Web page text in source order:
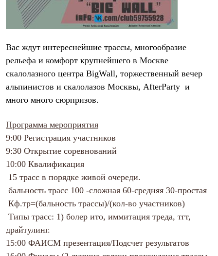
Рубашки
Футболки
Толстовки
Термобелье
Теплое термобелье
Среднее термобелье
Легкое термобелье
Куртки
Брюки
Комбинезоны
Куртки
Брюки
Утепленная синтетикой
Комбинезоны
Куртки
Лёгкая одежда
Футболки
Толстовки
Брюки
Софтшелл одежда
Куртки
Флисовая одежда
Вас ждут интереснейшие трассы, многообразие
рельефа и комфорт крупнейшего в Москве
скалолазного центра BigWall, торжественный вечер
альпинистов и скалолазов Москвы, AfterParty и
много много сюрпризов.
Программа мероприятия
9:00 Регистрация участников
9:30 Открытие соревнований
10:00 Квалификация
15 трасс в порядке живой очереди.
бальность трасс 100 -сложная 60-средняя 30-простая
Кф.тр=(бальность трассы)/(кол-во участников)
Типы трасс: 1) болер ито, иммитация треда, тгт,
драйтулинг.
15:00 ФАИСМ презентация/Подсчет результатов